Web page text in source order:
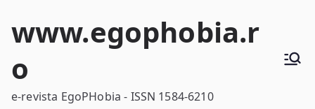
www.egophobia.r
o
e-revista EgoPHobia - ISSN 1584-6210